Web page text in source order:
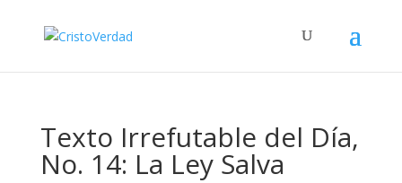
Texto Irrefutable del Día,
No. 14: La Ley Salva